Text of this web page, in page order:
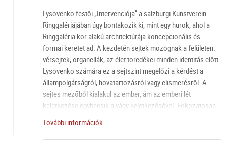
Lysovenko festői „Intervenciója” a salzburgi Kunstverein
Ringgalériájában úgy bontakozik ki, mint egy hurok, ahol a
Ringgaléria kör alakú architektúrája koncepcionális és
formai keretet ad. A kezdetén sejtek mozognak a felületen:
vérsejtek, organellák, az élet töredékei minden identitás előtt.
Lysovenko számára ez a sejtszint megelőzi a kérdést a
állampolgárságról, hovatartozásról vagy elismerésről. A
sejtes mezőből kialakul az ember, ám az emberi lét
keletkezése egybeesik a vágy keletkezésével. Fokozatosan
hozzáad olyan lényeket, amelyek az olvashatóság határán
lebegnek. Emberiek? „Megérdemlik”, hogy éljenek? Már maga
a kérdés is az erőszak, amely a kiállítás központi témájára
További információk….